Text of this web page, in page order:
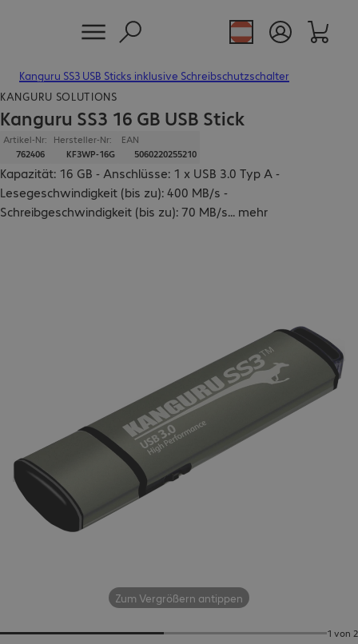
Kanguru SS3 USB Sticks inklusive Schreibschutzschalter
Zum Vergrößern antippen
1 von 2
KANGURU SOLUTIONS
Kanguru SS3 16 GB USB Stick
Artikel-Nr:
762406
Hersteller-Nr:
KF3WP-16G
EAN
5060220255210
Kapazität: 16 GB - Anschlüsse: 1 x USB 3.0 Typ A -
Lesegeschwindigkeit (bis zu): 400 MB/s -
Schreibgeschwindigkeit (bis zu): 70 MB/s... mehr